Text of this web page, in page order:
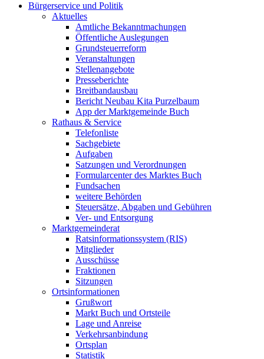
Bürgerservice und Politik
Aktuelles
Amtliche Bekanntmachungen
Öffentliche Auslegungen
Grundsteuerreform
Veranstaltungen
Stellenangebote
Presseberichte
Breitbandausbau
Bericht Neubau Kita Purzelbaum
App der Marktgemeinde Buch
Rathaus & Service
Telefonliste
Sachgebiete
Aufgaben
Satzungen und Verordnungen
Formularcenter des Marktes Buch
Fundsachen
weitere Behörden
Steuersätze, Abgaben und Gebühren
Ver- und Entsorgung
Marktgemeinderat
Ratsinformationssystem (RIS)
Mitglieder
Ausschüsse
Fraktionen
Sitzungen
Ortsinformationen
Grußwort
Markt Buch und Ortsteile
Lage und Anreise
Verkehrsanbindung
Ortsplan
Statistik